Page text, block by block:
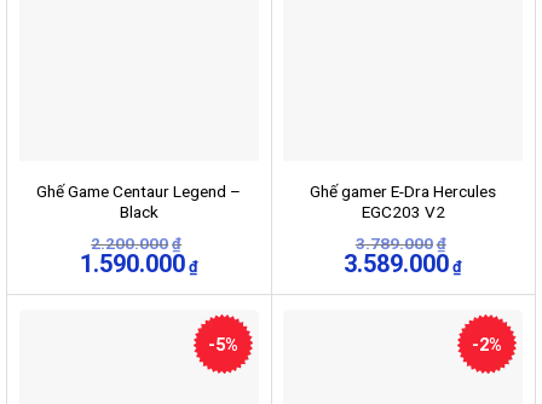
Ghế Game Centaur Legend –
Black
2.200.000 ₫
Giá
gốc
là:
1.590.000 ₫Giá
tại
1.590.000₫.
Ghế gamer E-Dra Hercules
EGC203 V2
3.789.000 ₫
Giá
gốc
là:
3.589.000 ₫
tại
-5% -2%